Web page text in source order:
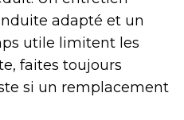
adapté et un
utile limitent les
faites toujours
si un remplacement